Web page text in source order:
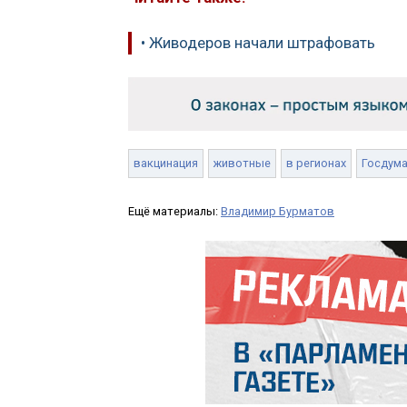
• Живодеров начали штрафовать
вакцинация животные в регионах Госдума
Ещё материалы: Владимир Бурматов